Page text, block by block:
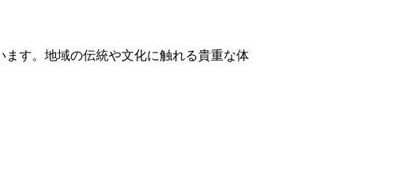
す。地域の伝統や文化に触れる貴重な体